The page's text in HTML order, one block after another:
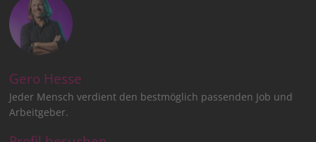
Gero Hesse
Jeder Mensch verdient den bestmöglich passenden Job und
Arbeitgeber.